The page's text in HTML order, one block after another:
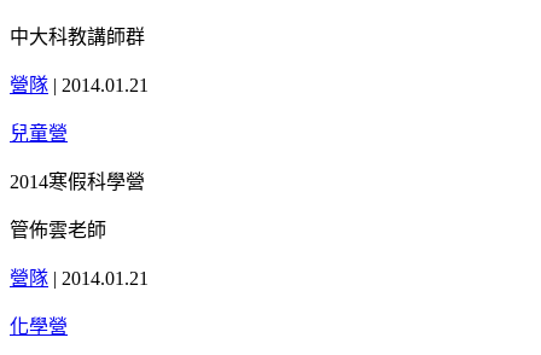
中大科教講師群
營隊 | 2014.01.21
兒童營
2014寒假科學營
管佈雲老師
營隊 | 2014.01.21
化學營